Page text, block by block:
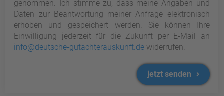
genommen. Ich stimme zu, dass meine Angaben und
Daten zur Beantwortung meiner Anfrage elektronisch
erhoben und gespeichert werden. Sie können Ihre
Einwilligung jederzeit für die Zukunft per E-Mail an
info@deutsche-gutachterauskunft.de widerrufen.
jetzt senden